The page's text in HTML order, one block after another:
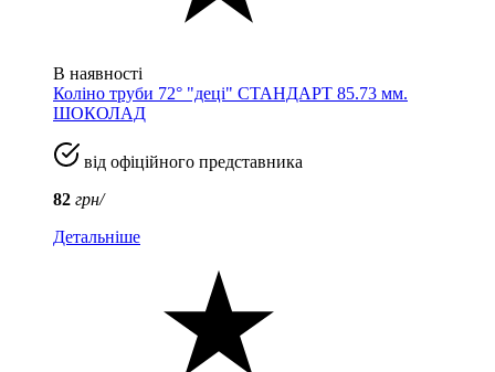
В наявності
Коліно труби 72° "деці" СТАНДАРТ 85.73 мм.
ШОКОЛАД
від офіційного представника
82 грн/
Детальніше